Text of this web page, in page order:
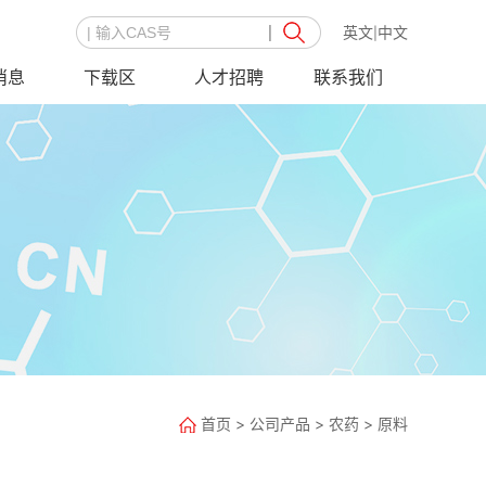
英文 中文
息 下载区 人才招聘 联系我们
首页 > 公司产品 > 农药 > 原料